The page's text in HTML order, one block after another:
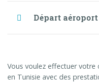
Départ aéroport
Vous voulez effectuer
en Tunisie avec des